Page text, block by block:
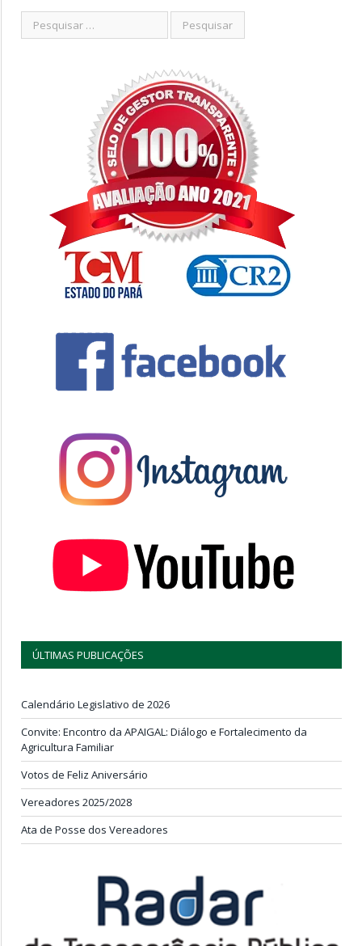
ÚLTIMAS PUBLICAÇÕES
Calendário Legislativo de 2026
Convite: Encontro da APAIGAL: Diálogo e Fortalecimento da
Agricultura Familiar
Votos de Feliz Aniversário
Vereadores 2025/2028
Ata de Posse dos Vereadores